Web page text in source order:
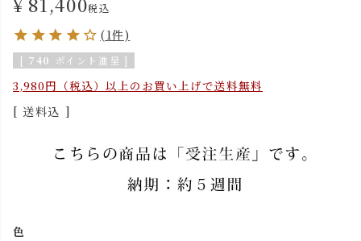
税込
(1件)
[ 740 ポイント進呈 ]
3,980円（税込）以上のお買い上げで送料無料
送料込
色